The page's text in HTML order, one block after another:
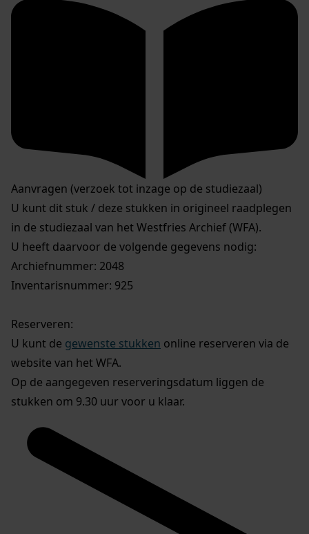
Aanvragen (verzoek tot inzage op de studiezaal)
U kunt dit stuk / deze stukken in origineel raadplegen
in de studiezaal van het Westfries Archief (WFA).
U heeft daarvoor de volgende gegevens nodig:
Archiefnummer: 2048
Inventarisnummer: 925
Reserveren:
U kunt de gewenste stukken online reserveren via de
website van het WFA.
Op de aangegeven reserveringsdatum liggen de
stukken om 9.30 uur voor u klaar.